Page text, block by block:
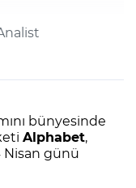
bünyesinde
Alphabet,
Nisan günü